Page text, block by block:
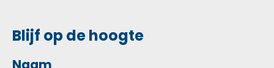
Blijf op de hoogte